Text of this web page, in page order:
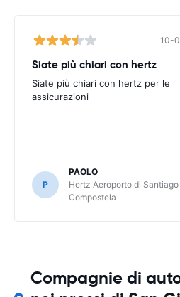
10-
Siate più chiari con hertz
Siate più chiari con hertz per le
assicurazioni
P
PAOLO
Hertz Aeroporto di Santiago
Compostela
Compagnie di